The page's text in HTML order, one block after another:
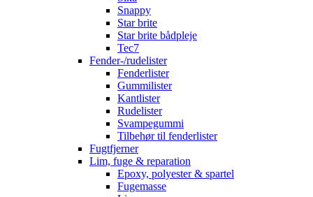
Snappy
Star brite
Star brite bådpleje
Tec7
Fender-/rudelister
Fenderlister
Gummilister
Kantlister
Rudelister
Svampegummi
Tilbehør til fenderlister
Fugtfjerner
Lim, fuge & reparation
Epoxy, polyester & spartel
Fugemasse